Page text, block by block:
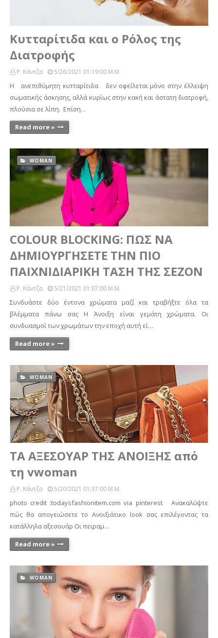
Κυτταρίτιδα και ο Ρόλος της
Διατροφής
Ρ. Κάντζα 5/26/2021 01:19:00 Μ.μ.
Η ανεπιθύμητη κυτταρίτιδα δεν οφείλεται μόνο στην έλλειψη
σωματικής άσκησης, αλλά κυρίως στην κακή και άστατη διατροφή,
πλούσια σε λίπη. Επίση…
Read more »
WOMAN
COLOUR BLOCKING: ΠΩΣ ΝΑ
ΔΗΜΙΟΥΡΓΗΣΕΤΕ ΤΗΝ ΠΙΟ
ΠΑΙΧΝΙΔΙΑΡΙΚΗ ΤΑΣΗ ΤΗΣ ΣΕΖΟΝ
Ρ. Κάντζα 5/21/2021 01:07:00 Μ.μ.
Συνδυάστε δύο έντονα χρώματα μαζί και τραβήξτε όλα τα
βλέμματα πάνω σας Η Άνοιξη είναι γεμάτη χρώματα. Οι
συνδυασμοί των χρωμάτων την εποχή αυτή εί…
Read more »
WOMAN
ΤΑ ΑΞΕΣΟΥΑΡ ΤΗΣ ΑΝΟΙΞΗΣ από
τη vwoman
Ρ. Κάντζα 5/20/2021 01:37:00 Μ.μ.
photo credit :todaysfashionitem.com via pinterest Ανακαλύψτε
πώς θα απογειώσετε το Ανοιξιάτικο look σας επιλέγοντας τα
κατάλληλα αξεσουάρ Οι πειραμ…
Read more »
WOMAN